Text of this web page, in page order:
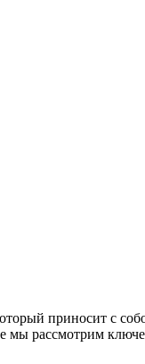
приносит с
мы рассмотрим